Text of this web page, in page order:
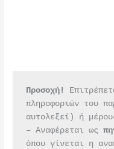
Προσοχή!
πληροφοριών του
αυτολεξεί) ή
– Αναφέρεται ως
όπου γίνεται η